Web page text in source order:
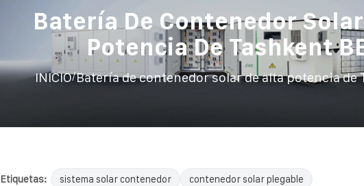
Batería De Contenedor
Potencia De Tashkent
INICIO/Batería de contenedor solar de alta potencia de
Etiquetas: sistema solar contenedor
contenedor solar plegable